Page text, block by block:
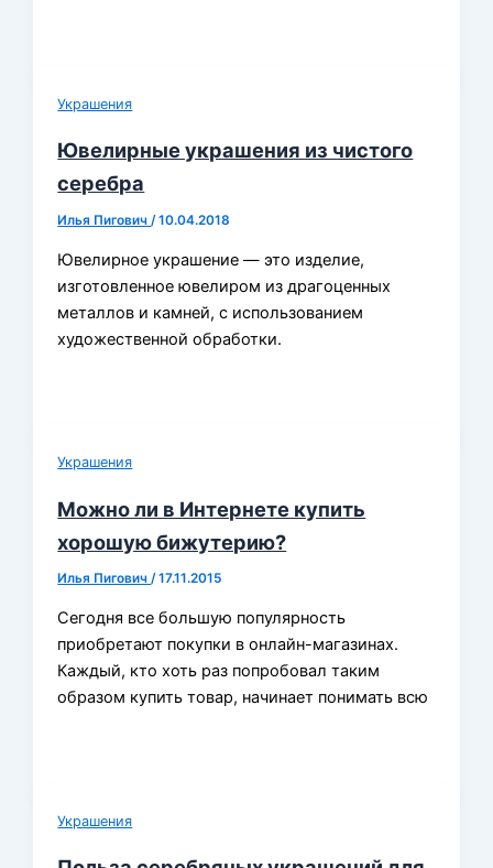
Украшения
Ювелирные украшения из чистого
cеребра
Илья Пигович/10.04.2018
Ювелирное украшение — это изделие,
изготовленное ювелиром из драгоценных
металлов и камней, с использованием
художественной обработки.
Украшения
Можно ли в Интернете купить
хорошую бижутерию?
Илья Пигович/17.11.2015
Сегодня все большую популярность
приобретают покупки в онлайн-магазинах.
Каждый, кто хоть раз попробовал таким
образом купить товар, начинает понимать всю
Украшения